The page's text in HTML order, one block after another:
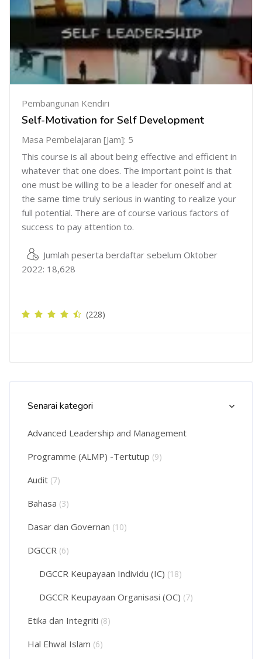
Pembangunan Kendiri
Self-Motivation for Self Development
Masa Pembelajaran [Jam]: 5
This course is all about being effective and efficient in
whatever that one does. The important point is that
one must be willing to be a leader for oneself and at
the same time truly serious in wanting to realize your
full potential. There are of course various factors of
success to pay attention to.
Jumlah peserta berdaftar sebelum Oktober
2022: 18,628
(228)
Senarai kategori
Advanced Leadership and Management
Programme (ALMP) -Tertutup (9)
Audit (7)
Bahasa (3)
Dasar dan Governan (10)
DGCCR (6)
DGCCR Keupayaan Individu (IC) (18)
DGCCR Keupayaan Organisasi (OC) (7)
Etika dan Integriti (8)
Hal Ehwal Islam (6)